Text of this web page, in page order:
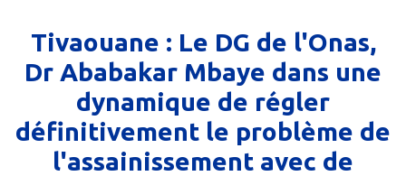
Tivaouane : Le DG de l'Onas,
Dr Ababakar Mbaye dans une
dynamique de régler
définitivement le problème de
l'assainissement avec de